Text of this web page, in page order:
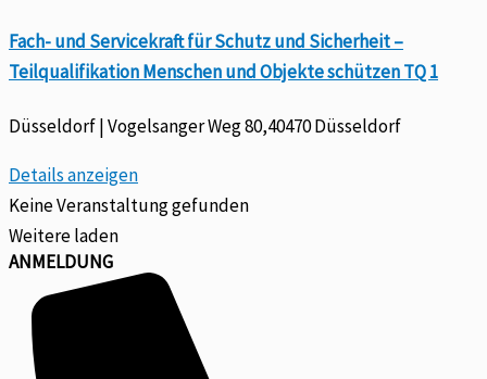
Fach- und Servicekraft für Schutz und Sicherheit –
Teilqualifikation Menschen und Objekte schützen TQ 1
Düsseldorf | Vogelsanger Weg 80,40470 Düsseldorf
Details anzeigen
Keine Veranstaltung gefunden
Weitere laden
ANMELDUNG